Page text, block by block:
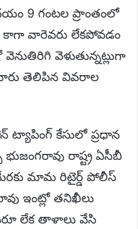
9 గంటల ప్రాంతంలో
కాగా వారెవరు లేకపోవడం
వెళుతున్నట్లుగా
తెలిపిన వివరాల
కేసులో ప్రధాన
రాష్ట్ర ఏసీబీ
మామ రిటైర్డ్ పోలీస్
ఇంట్లో తనిఖీలు
లేక తాళాలు వేసి